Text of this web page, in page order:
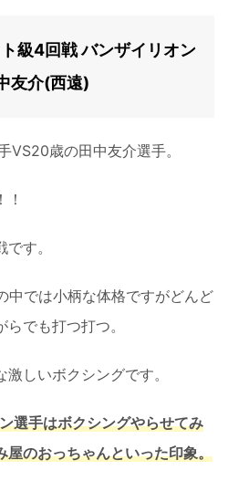
級4回戦 バンザイリオン
友介(西遠)
VS20歳の田中友介選手。
す。
中では小柄な体格ですがどんど
でも打つ打つ。
しいボクシングです。
選手はボクシングやらせてみ
屋のおっちゃんといった印象。